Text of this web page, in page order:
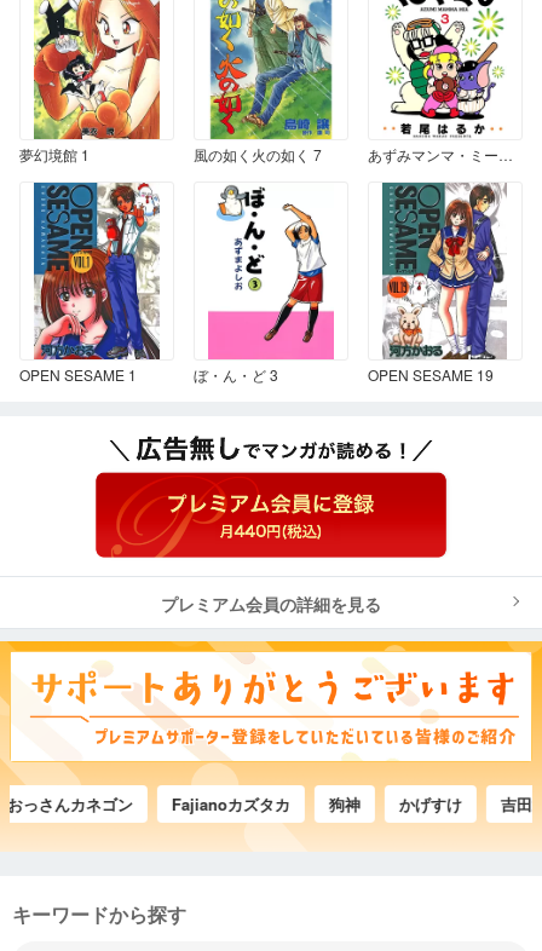
夢幻境館 1 風の如く火の如く 7 あずみマンマ・ミーア 3
OPEN SESAME 1 ぼ・ん・ど 3 OPEN SESAME 19
プレミアム会員の詳細を見る
んカネゴン Fajianoカズタカ 狗神 かげすけ 吉田武司
キーワードから探す